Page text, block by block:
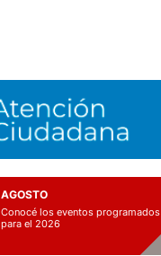
AGOSTO
Conocé los eventos programados
para el 2026